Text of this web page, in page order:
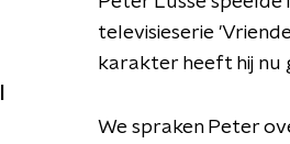
televisieserie
karakter heeft hij nu
We spraken Peter